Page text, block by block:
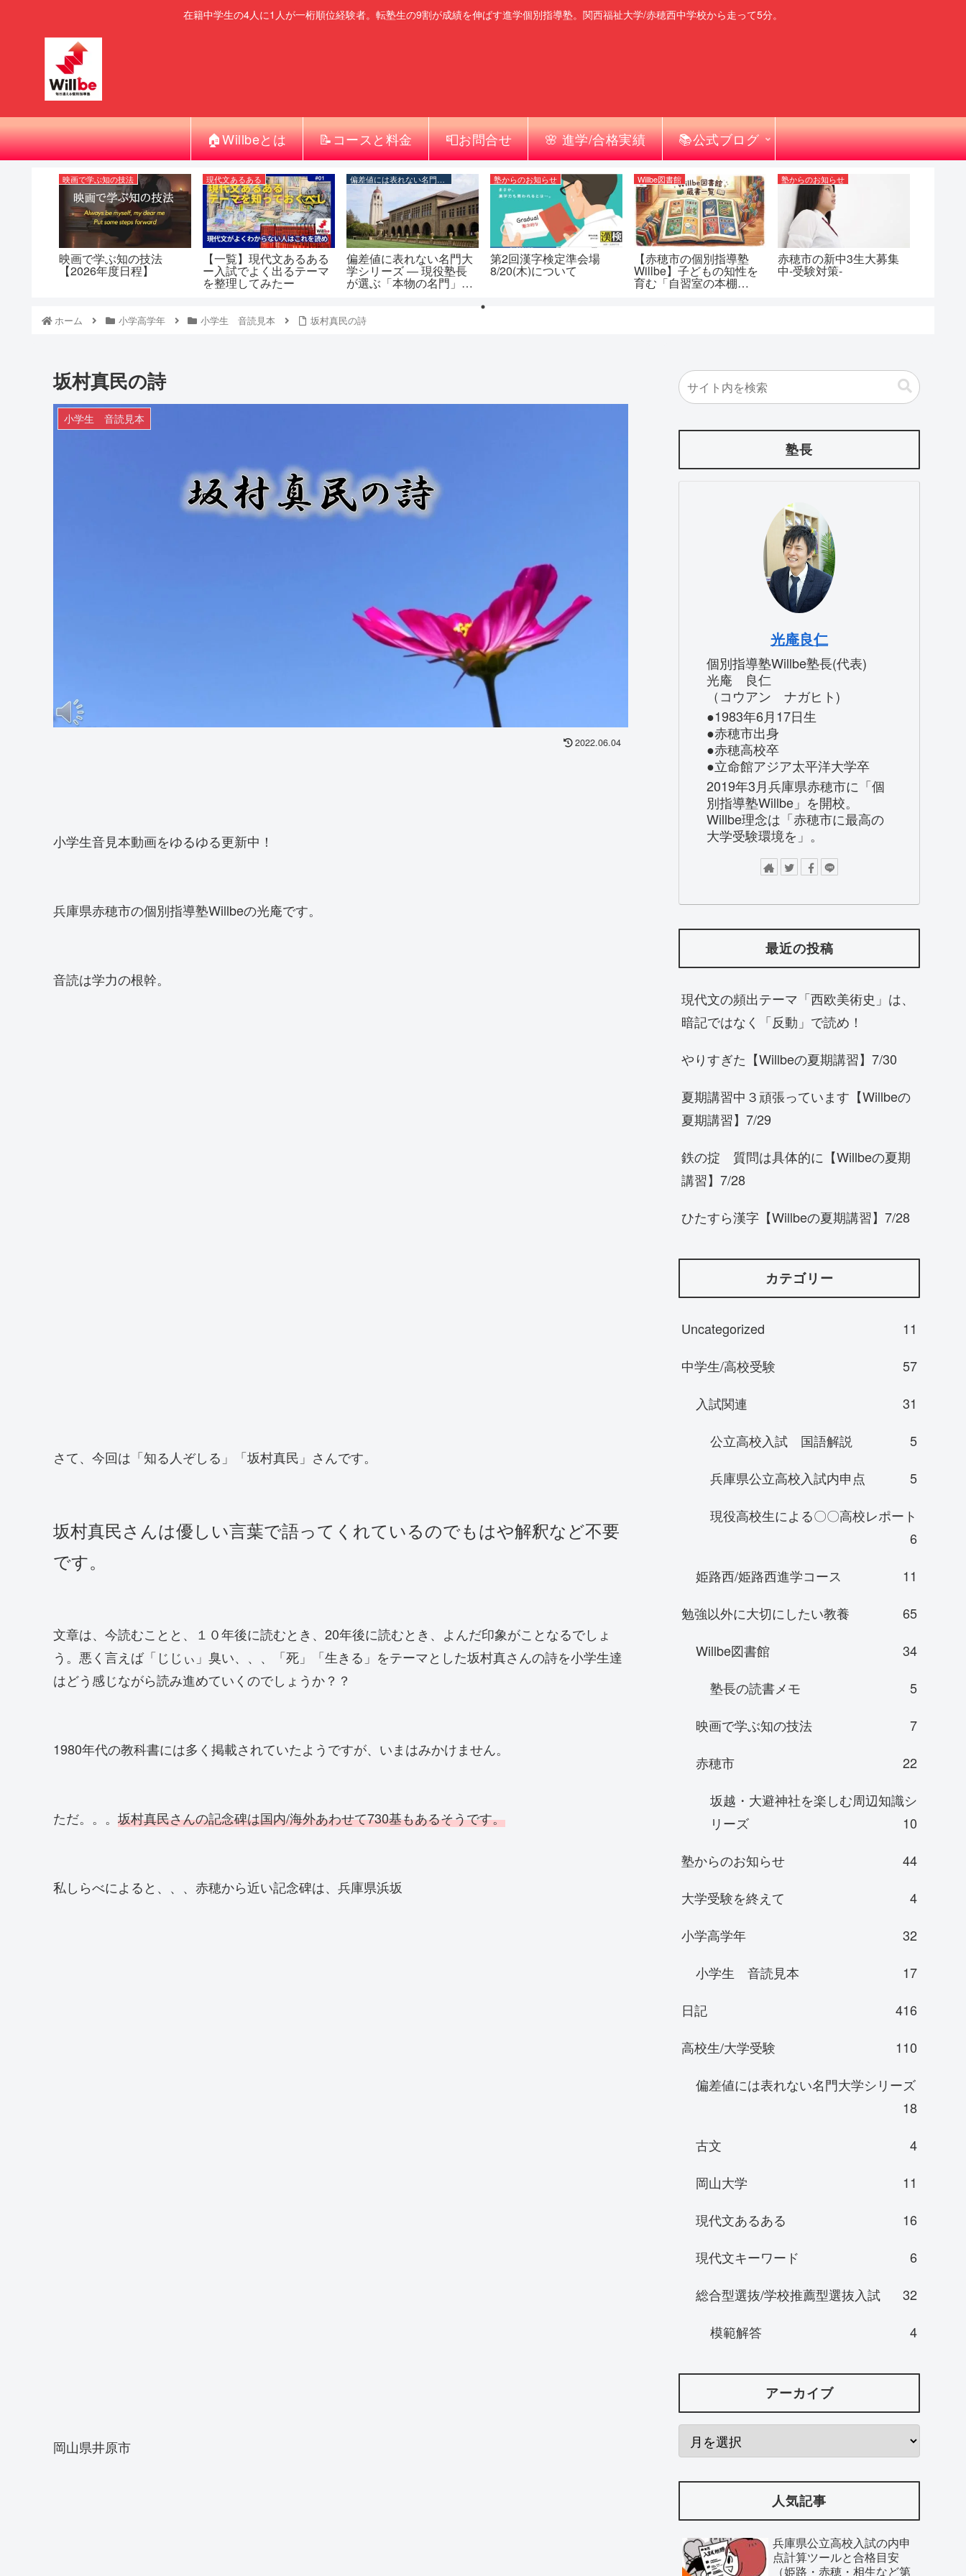
在籍中学生の4人に1人が一桁順位経験者。転塾生の9割が成績を伸ばす進学個別指導塾。関西福祉大学/赤穂西中学校から走って5分。
🏠Willbeとは 📝コースと料金 📮お問合せ 🌸 進学/合格実績 📚公式ブログ
映画で学ぶ知の技法
映画で学ぶ知の技法
【2026年度日程】
現代文あるある
【一覧】現代文あるある
ー入試でよく出るテーマ
を整理してみたー
偏差値には表れない名門大学シリーズ
偏差値に表れない名門大
学シリーズ ― 現役塾長
が選ぶ「本物の名門」一
塾からのお知らせ
第2回漢字検定準会場
8/20(木)について
Willbe図書館
【赤穂市の個別指導塾
Willbe】子どもの知性を
育む「自習室の本棚
塾からのお知らせ
赤穂市の新中3生大募集
中-受験対策-
ホーム 小学高学年 小学生 音読見本 坂村真民の詩
坂村真民の詩
小学生 音読見本
2022.06.04
小学生音見本動画をゆるゆる更新中！
兵庫県赤穂市の個別指導塾Willbeの光庵です。
音読は学力の根幹。
さて、今回は「知る人ぞしる」「坂村真民」さんです。
坂村真民さんは優しい言葉で語ってくれているのでもはや解釈など不要
です。
文章は、今読むことと、１０年後に読むとき、20年後に読むとき、よんだ印象がことなるでしょ
う。悪く言えば「じじぃ」臭い、、、「死」「生きる」をテーマとした坂村真さんの詩を小学生達
はどう感じながら読み進めていくのでしょうか？？
1980年代の教科書には多く掲載されていたようですが、いまはみかけません。
ただ。。。 坂村真民さんの記念碑は国内/海外あわせて730基もあるそうです。
私しらべによると、、、赤穂から近い記念碑は、兵庫県浜坂
岡山県井原市
塾長
光庵良仁
個別指導塾Willbe塾長(代表)
光庵 良仁
（コウアン ナガヒト)
●1983年6月17日生
●赤穂市出身
●赤穂高校卒
●立命館アジア太平洋大学卒
2019年3月兵庫県赤穂市に「個
別指導塾Willbe」を開校。
Willbe理念は「赤穂市に最高の
大学受験環境を」。
最近の投稿
現代文の頻出テーマ「西欧美術史」は、
暗記ではなく「反動」で読め！
やりすぎた【Willbeの夏期講習】7/30
夏期講習中３頑張っています【Willbeの
夏期講習】7/29
鉄の掟 質問は具体的に【Willbeの夏期
講習】7/28
ひたすら漢字【Willbeの夏期講習】7/28
カテゴリー
Uncategorized
11
中学生/高校受験
57
入試関連
31
公立高校入試 国語解説
5
兵庫県公立高校入試内申点
5
現役高校生による〇〇高校レポート
6
姫路西/姫路西進学コース
11
勉強以外に大切にしたい教養
65
Willbe図書館
34
塾長の読書メモ
5
映画で学ぶ知の技法
7
赤穂市
22
坂越・大避神社を楽しむ周辺知識シ
リーズ
10
塾からのお知らせ
44
大学受験を終えて
4
小学高学年
32
小学生 音読見本
17
日記
416
高校生/大学受験
110
偏差値には表れない名門大学シリーズ
18
古文
4
岡山大学
11
現代文あるある
16
現代文キーワード
6
総合型選抜/学校推薦型選抜入試
32
模範解答
4
アーカイブ
人気記事
兵庫県公立高校入試の内申
点計算ツールと合格目安
（姫路・赤穂・相生など第